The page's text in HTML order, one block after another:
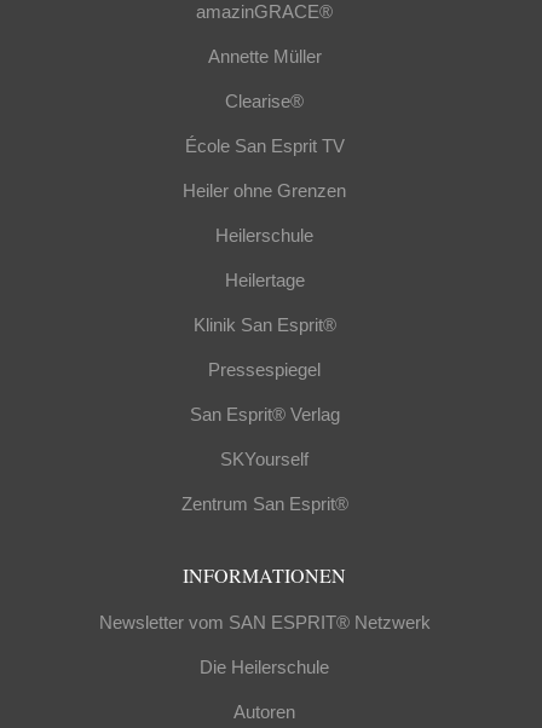
amazinGRACE®
Annette Müller
Clearise®
École San Esprit TV
Heiler ohne Grenzen
Heilerschule
Heilertage
Klinik San Esprit®
Pressespiegel
San Esprit® Verlag
SKYourself
Zentrum San Esprit®
INFORMATIONEN
Newsletter vom SAN ESPRIT® Netzwerk
Die Heilerschule
Autoren